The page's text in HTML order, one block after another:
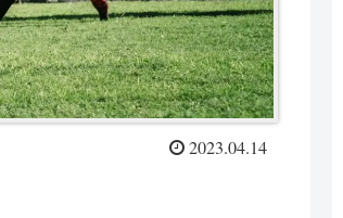
2023.04.14